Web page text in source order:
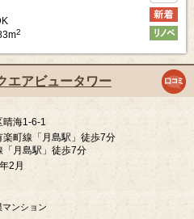
2
エアビュータワー
晴海1-6-1
楽町線「月島駅」徒歩7分
「月島駅」徒歩7分
2月
マンション